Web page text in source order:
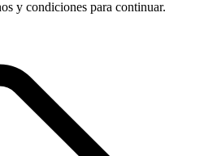
y condiciones para continuar.